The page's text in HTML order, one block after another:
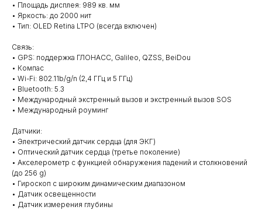
• Площадь дисплея: 989 кв. мм
• Яркость: до 2000 нит
• Тип: OLED Retina LTPO (всегда включен)
Связь:
• GPS: поддержка ГЛОНАСС, Galileo, QZSS, BeiDou
• Компас
• Wi-Fi: 802.11b/g/n (2,4 ГГц и 5 ГГц)
• Bluetooth: 5.3
• Международный экстренный вызов и экстренный вызов SOS
• Международный роуминг
Датчики:
• Электрический датчик сердца (для ЭКГ)
• Оптический датчик сердца (третье поколение)
• Акселерометр с функцией обнаружения падений и столкновений
(до 256 g)
• Гироскоп с широким динамическим диапазоном
• Датчик освещенности
• Датчик измерения глубины